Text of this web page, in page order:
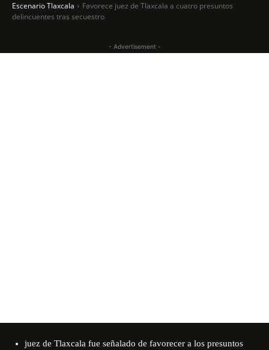
Escenario Tlaxcala
Favorece juez de Tlaxcala a cuatro presuntos
delincuentes tras secuestro
- Advertisement -
juez de Tlaxcala fue señalado de favorecer a los presuntos